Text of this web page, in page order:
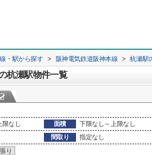
・駅から探す > 阪神電気鉄道阪神本線 > 杭瀬駅
杭瀬駅物件一覧
限なし 面積 下限なし～上限なし
間取り
指定なし
り